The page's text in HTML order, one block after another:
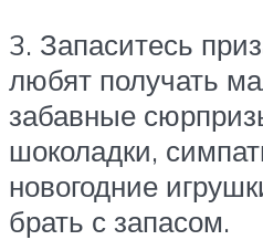
3. Запаситесь
любят получать
забавные
шоколадки,
новогодние
брать с запасом.